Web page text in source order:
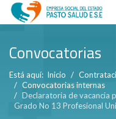
Convocatorias
Está aquí: Inicio
Convocatorias internas
Declaratoria de vacancia
Grado No 13 Profesional